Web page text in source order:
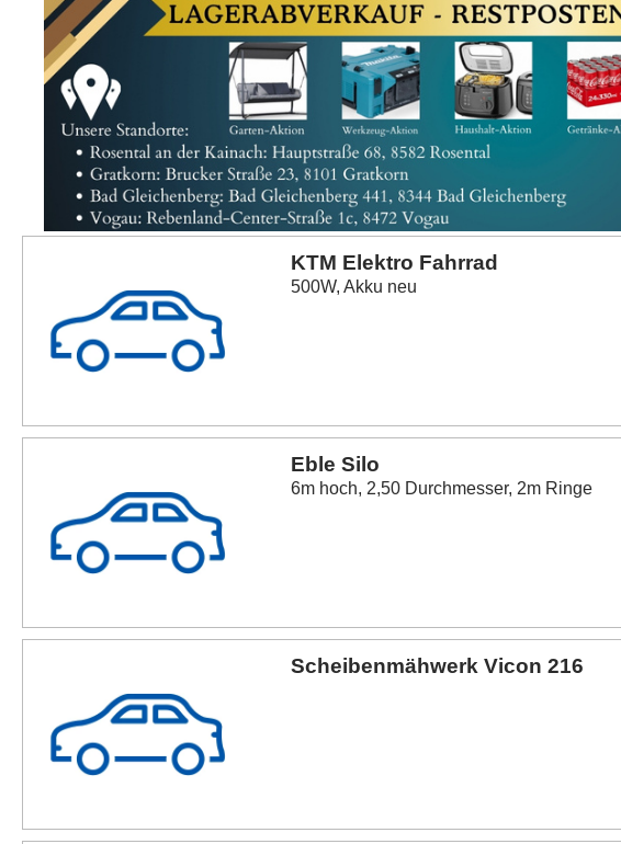
KTM Elektro Fahrrad
500W, Akku neu
Eble Silo
6m hoch, 2,50 Durchmesser, 2m Ringe
Scheibenmähwerk Vicon 216